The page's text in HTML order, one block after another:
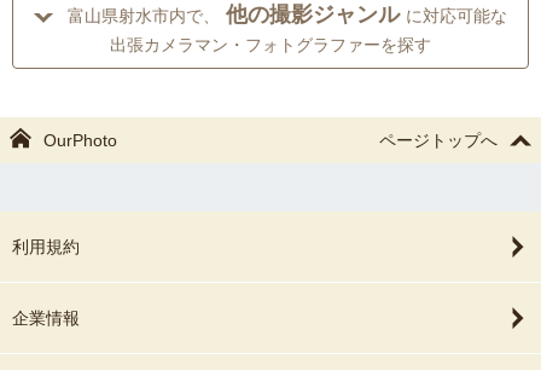
富山県射水市内で、 他の撮影ジャンル に対応可能な
出張カメラマン・フォトグラファーを探す
OurPhoto ページトップへ
利用規約
企業情報